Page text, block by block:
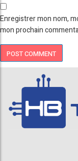
Enregistrer mon nom,
mon prochain